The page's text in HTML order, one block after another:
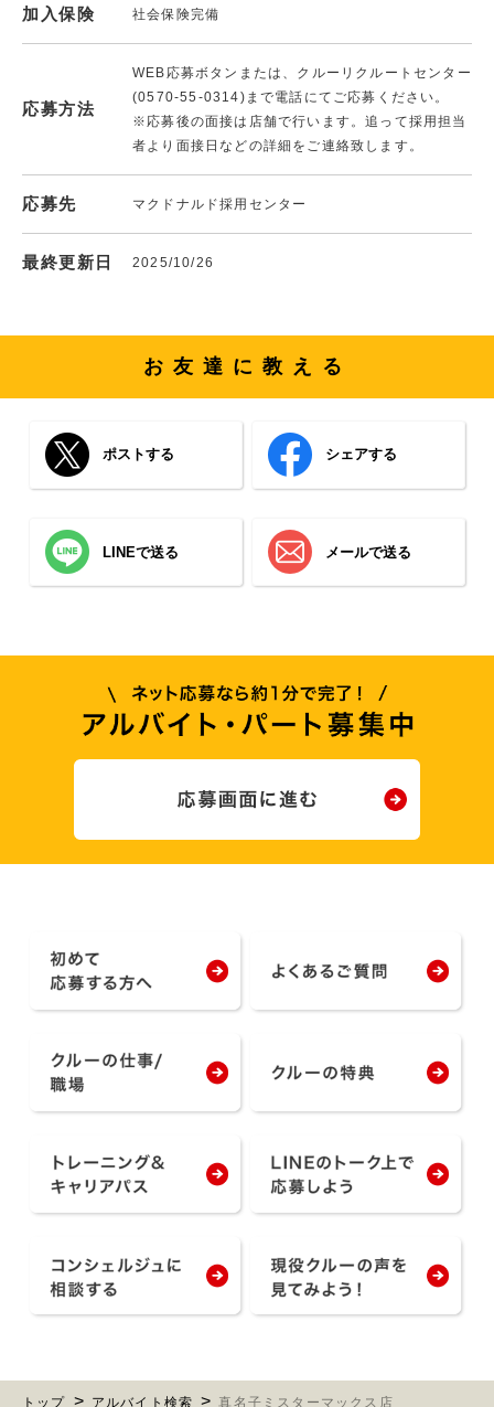
加入保険 社会保険完備
応募方法
WEB応募ボタンまたは、クルーリクルートセンター
(0570-55-0314)まで電話にてご応募ください。
※応募後の面接は店舗で行います。追って採用担当
者より面接日などの詳細をご連絡致します。
応募先 マクドナルド採用センター
最終更新日 2025/10/26
お友達に教える
ポストする シェアする
LINEで送る メールで送る
トップ アルバイト検索 真名子ミスターマックス店